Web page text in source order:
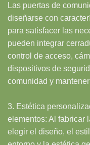
Las puertas de
diseñarse con
para satisfacer las
pueden integrar
control de acceso,
dispositivos de
comunidad y
3. Estética
elementos: Al fabricar
elegir el diseño, el